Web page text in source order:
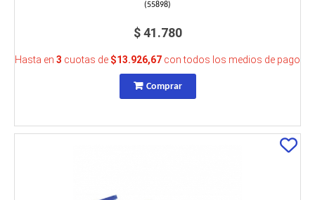
(55898)
$ 41.780
Hasta en 3 cuotas de $13.926,67 con todos los medios de pago
Comprar